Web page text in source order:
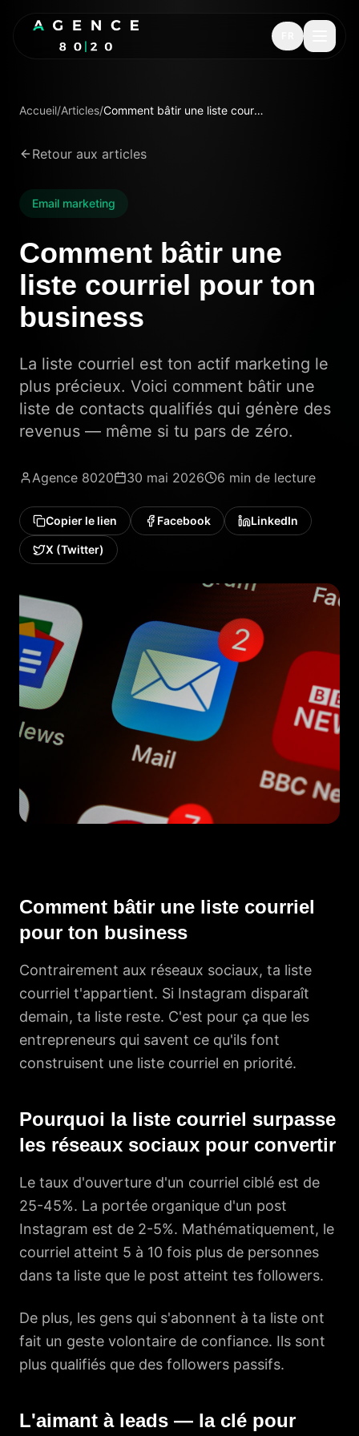
Accueil/Articles/ Comment bâtir une liste courriel pour ton business
Retour aux articles
Email marketing
Comment bâtir une
liste courriel pour ton
business
La liste courriel est ton actif marketing le
plus précieux. Voici comment bâtir une
liste de contacts qualifiés qui génère des
revenus — même si tu pars de zéro.
Agence 8020 30 mai 2026 6 min de lecture
Copier le lien Facebook LinkedIn
X (Twitter)
Comment bâtir une liste courriel
pour ton business
Contrairement aux réseaux sociaux, ta liste
courriel t'appartient. Si Instagram disparaît
demain, ta liste reste. C'est pour ça que les
entrepreneurs qui savent ce qu'ils font
construisent une liste courriel en priorité.
Pourquoi la liste courriel surpasse
les réseaux sociaux pour convertir
Le taux d'ouverture d'un courriel ciblé est de
25-45%. La portée organique d'un post
Instagram est de 2-5%. Mathématiquement, le
courriel atteint 5 à 10 fois plus de personnes
dans ta liste que le post atteint tes followers.
De plus, les gens qui s'abonnent à ta liste ont
fait un geste volontaire de confiance. Ils sont
plus qualifiés que des followers passifs.
L'aimant à leads — la clé pour